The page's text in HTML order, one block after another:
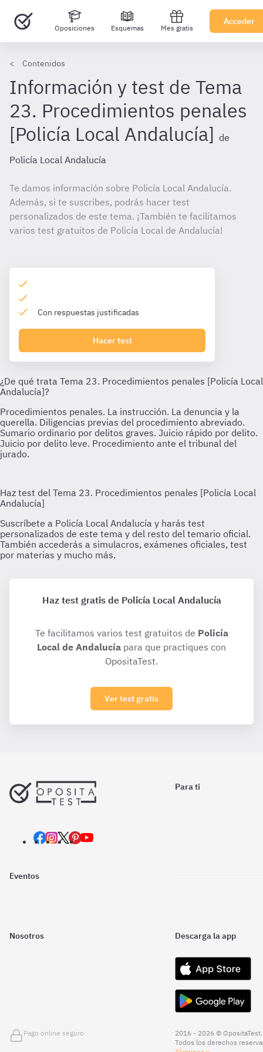
Oposiciones Esquemas Mes gratis
Acceder
Contenidos
Información y test de Tema
23. Procedimientos penales
[Policía Local Andalucía] de
Policía Local Andalucía
Te damos información sobre Policía Local Andalucía.
Además, si te suscribes, podrás hacer test
personalizados de este tema. ¡También te facilitamos
varios test gratuitos de Policía Local de Andalucía!
Con respuestas justificadas
Hacer test
Haz test gratis de Policía Local Andalucía
Te facilitamos varios test gratuitos de Policía
Local de Andalucía para que practiques con
OpositaTest.
Ver test gratis
Para ti
Eventos
Nosotros Descarga la app
Pago online seguro
2016 - 2026 © OpositaTest.
Todos los derechos